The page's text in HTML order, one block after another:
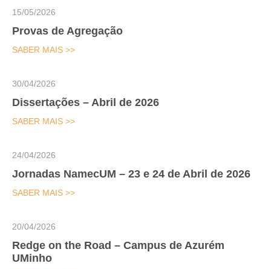
Provas de Agregação
15/05/2026
SABER MAIS >>
Dissertações – Abril de 2026
30/04/2026
SABER MAIS >>
Jornadas NamecUM – 23 e 24 de Abril de 2026
24/04/2026
SABER MAIS >>
Redge on the Road – Campus de Azurém
UMinho
20/04/2026